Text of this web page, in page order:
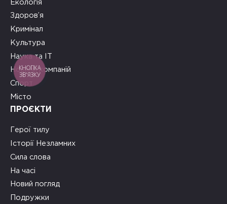
Екологія
Здоров’я
Кримінал
Культура
Наука та ІТ
Новини компаній
Спорт
Місто
ПРОЄКТИ
Герої тилу
Історії Незламних
Сила слова
На часі
Новий погляд
Подружки
КНОПКА
ЗВ'ЯЗКУ